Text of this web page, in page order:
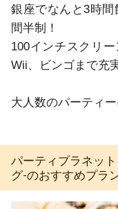
銀座でなんと3時
間半制！
100インチスクリ
Wii、ビンゴまで充
大人数のパーティ
パーティプラネッ
グ-のおすすめプラ